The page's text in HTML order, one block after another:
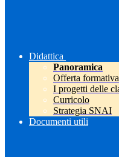
Didattica
Panoramica
Offerta formativa
I progetti delle
Curricolo
Strategia SNAI
Documenti utili